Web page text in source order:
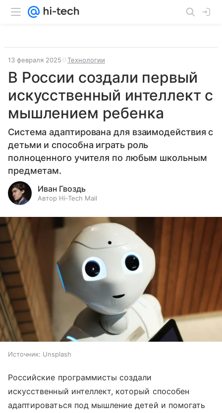
13 февраля 2025 Технологии
В России создали первый
искусственный интеллект с
мышлением ребенка
Система адаптирована для взаимодействия с
детьми и способна играть роль
полноценного учителя по любым школьным
предметам.
Иван Гвоздь
Автор Hi-Tech Mail
Источник: Unsplash
Российские программисты создали
искусственный интеллект, который способен
адаптироваться под мышление детей и помогать